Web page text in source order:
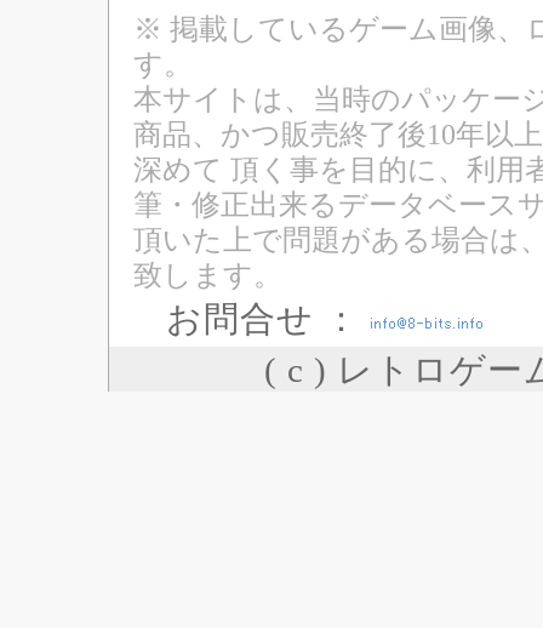
※ 掲載しているゲーム画像、
す。
本サイトは、当時のパッケー
商品、かつ販売終了後10年以
深めて 頂く事を目的に、利用
筆・修正出来るデータベース
頂いた上で問題がある場合は
致します。
お問合せ ：
( c ) レトロゲー